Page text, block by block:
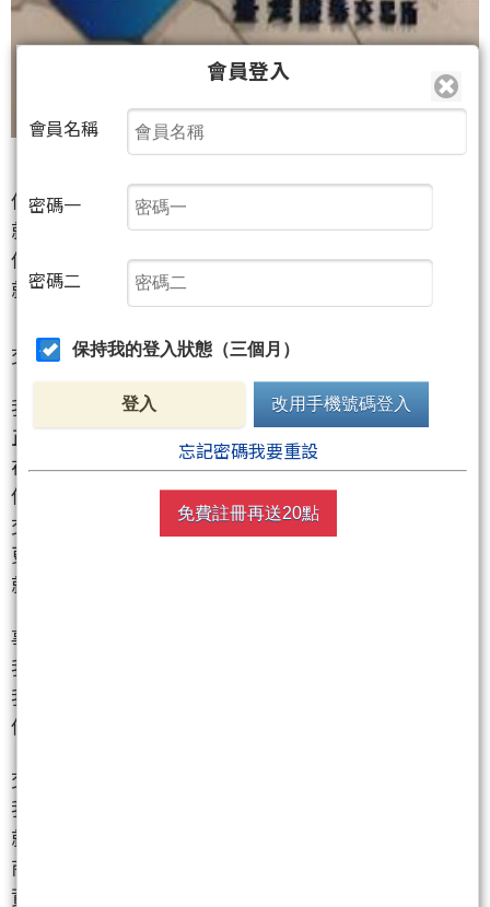
你不可能看到人家開公司賺大錢
就會自以為有本事也開一間公司來賺大錢
你也不可能因為當醫生收入很高
就一定有本事當醫生
交易也是這樣一回事
我希望能夠給各位一些想法與觀點
正如我請大家建議一樣
在每個領域都有每個領域的專業與判斷
你不能因為""感覺別人交易很簡單 能賺大錢"""就開始
交易
更不要因為別人宣傳能賺大錢
就以為自己交易能賺大錢
事實上
我把他比喻成開一間店 或者 開一間公司吧
我想
你能更清楚思考你是否可以或說能夠交易
交易如果是一間公司
我們用公司的角度來看
就是
商業模式
資金規劃
會員登入
會員名稱
密碼一
密碼二
保持我的登入狀態（三個月）
登入 改用手機號碼登入
忘記密碼我要重設
免費註冊再送20點